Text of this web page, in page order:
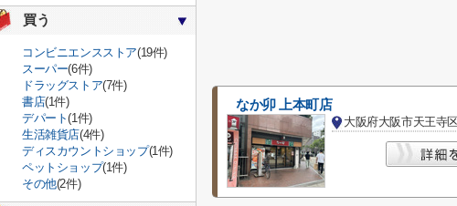
なか卯 上本町店
買う
コンビニエンスストア(19件)
スーパー(6件)
ドラッグストア(7件)
書店(1件)
デパート(1件)
生活雑貨店(4件)
ディスカウントショップ(1件)
ペットショップ(1件)
その他(2件)